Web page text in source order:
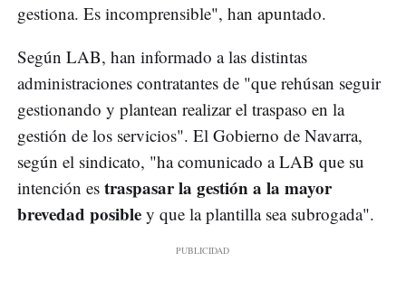
gestiona. Es incomprensible", han apuntado.
Según LAB, han informado a las distintas
administraciones contratantes de "que rehúsan seguir
gestionando y plantean realizar el traspaso en la
gestión de los servicios". El Gobierno de Navarra,
según el sindicato, "ha comunicado a LAB que su
intención es traspasar la gestión a la mayor
brevedad posible y que la plantilla sea subrogada".